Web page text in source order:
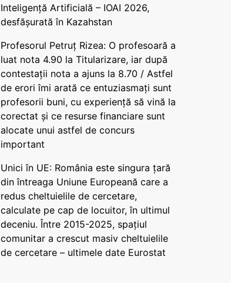
Inteligență Artificială – IOAI 2026,
desfășurată în Kazahstan
Profesorul Petruț Rizea: O profesoară a
luat nota 4.90 la Titularizare, iar după
contestații nota a ajuns la 8.70 / Astfel
de erori îmi arată ce entuziasmați sunt
profesorii buni, cu experiență să vină la
corectat și ce resurse financiare sunt
alocate unui astfel de concurs
important
Unici în UE: România este singura țară
din întreaga Uniune Europeană care a
redus cheltuielile de cercetare,
calculate pe cap de locuitor, în ultimul
deceniu. Între 2015-2025, spațiul
comunitar a crescut masiv cheltuielile
de cercetare – ultimele date Eurostat